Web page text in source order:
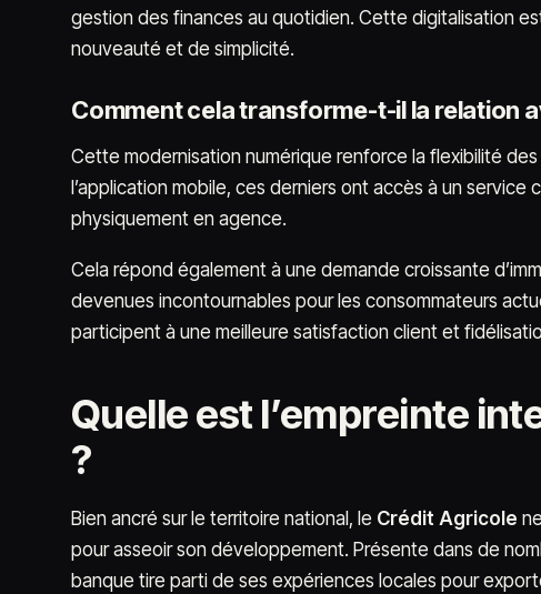
gestion des finances au quotidien. Cette digitalisation
nouveauté et de simplicité.
Comment cela transforme-t-il la relation
Cette modernisation numérique renforce la flexibilité
l’application mobile, ces derniers ont accès à un
physiquement en agence.
Cela répond également à une demande croissante
devenues incontournables pour les consommateurs
participent à une meilleure satisfaction client et
Quelle est l’empreinte
?
Bien ancré sur le territoire national, le Crédit Agricole
pour asseoir son développement. Présente dans de
banque tire parti de ses expériences locales pour